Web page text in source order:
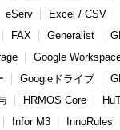
eServ Excel / CSV
FAX Generalist
Google
Googleドライブ
HRMOS Core
Infor M3 InnoRules